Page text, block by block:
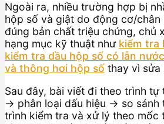
Ngoài ra, nhiều trường hợp bị
hộp số và giật do động cơ/chân
đúng bản chất triệu chứng, chủ
hạng mục kỹ thuật như kiểm tra
kiểm tra dầu hộp số có lẫn nước
và thông hơi hộp số thay vì sửa
Sau đây, bài viết đi theo trình tự
→ phân loại dấu hiệu → so
trình kiểm tra và xử lý theo mốc